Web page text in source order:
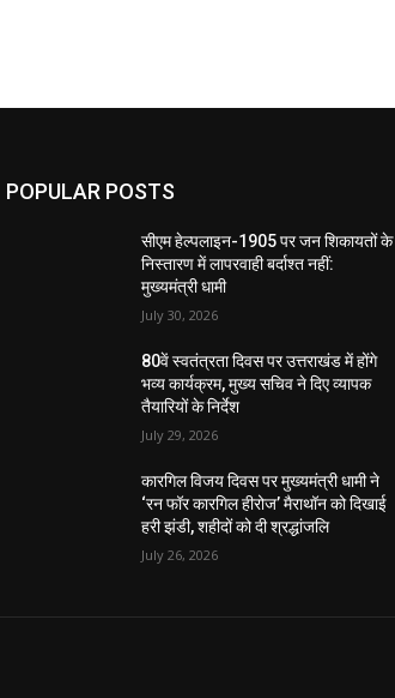
POPULAR POSTS
सीएम हेल्पलाइन-1905 पर जन शिकायतों के
निस्तारण में लापरवाही बर्दाश्त नहीं:
मुख्यमंत्री धामी
July 30, 2026
80वें स्वतंत्रता दिवस पर उत्तराखंड में होंगे
भव्य कार्यक्रम, मुख्य सचिव ने दिए व्यापक
तैयारियों के निर्देश
July 29, 2026
कारगिल विजय दिवस पर मुख्यमंत्री धामी ने
‘रन फॉर कारगिल हीरोज’ मैराथॉन को दिखाई
हरी झंडी, शहीदों को दी श्रद्धांजलि
July 26, 2026